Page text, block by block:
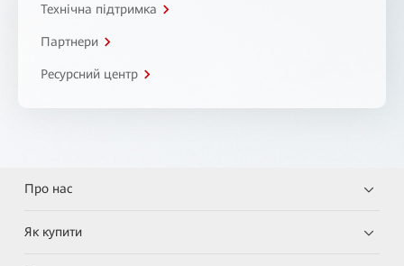
Технічна підтримка
Партнери
Ресурсний центр
Про нас
Як купити